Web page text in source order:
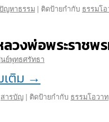
ญหาธรรม | ติดป้ายกำกับ ธรรมโ
ลวงพ่อพระราชพ
ย์พุทธศรัทธา
ติม →
สารบัญ | ติดป้ายกำกับ ธรรมโอวาท